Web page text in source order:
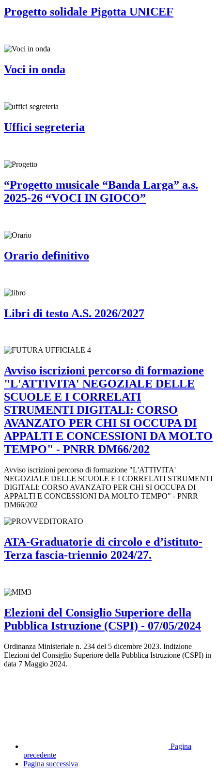
Progetto solidale Pigotta UNICEF
Voci in onda
Uffici segreteria
“Progetto musicale “Banda Larga” a.s.
2025-26 “VOCI IN GIOCO”
Orario definitivo
Libri di testo A.S. 2026/2027
Avviso iscrizioni percorso di formazione
"L'ATTIVITA' NEGOZIALE DELLE
SCUOLE E I CORRELATI
STRUMENTI DIGITALI: CORSO
AVANZATO PER CHI SI OCCUPA DI
APPALTI E CONCESSIONI DA MOLTO
TEMPO" - PNRR DM66/202
Avviso iscrizioni percorso di formazione "L'ATTIVITA'
NEGOZIALE DELLE SCUOLE E I CORRELATI STRUMENTI
DIGITALI: CORSO AVANZATO PER CHI SI OCCUPA DI
APPALTI E CONCESSIONI DA MOLTO TEMPO" - PNRR
DM66/202
ATA-Graduatorie di circolo e d’istituto-
Terza fascia-triennio 2024/27.
Elezioni del Consiglio Superiore della
Pubblica Istruzione (CSPI) - 07/05/2024
Ordinanza Ministeriale n. 234 del 5 dicembre 2023. Indizione
Elezioni del Consiglio Superiore della Pubblica Istruzione (CSPI) in
data 7 Maggio 2024.
Pagina
precedente
Pagina successiva